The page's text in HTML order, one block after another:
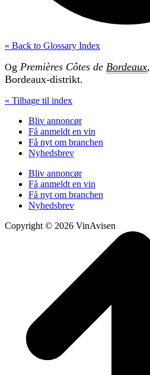
« Back to Glossary Index
Og Premières Côtes de Bordeaux,
Bordeaux-distrikt.
« Tilbage til index
Bliv annoncør
Få anmeldt en vin
Få nyt om branchen
Nyhedsbrev
Bliv annoncør
Få anmeldt en vin
Få nyt om branchen
Nyhedsbrev
Copyright © 2026 VinAvisen